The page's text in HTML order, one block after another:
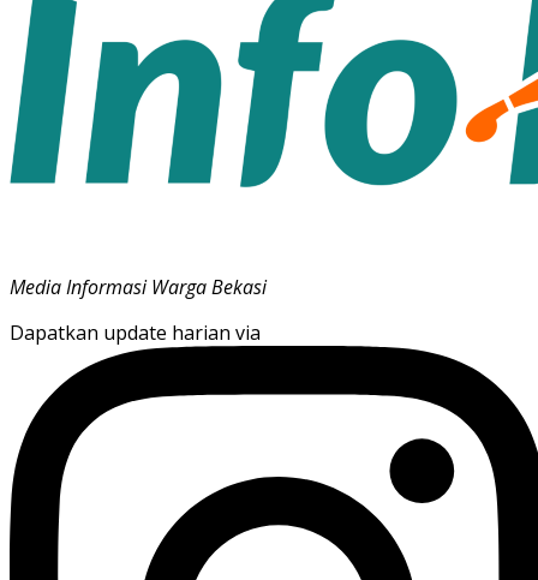
Media Informasi Warga Bekasi
Dapatkan update harian via